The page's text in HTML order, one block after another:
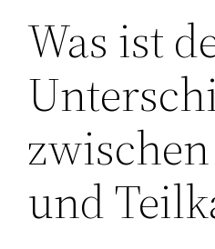
Was ist
und